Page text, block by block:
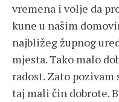
vremena i volje da
kune u našim
najbližeg župnog
mjesta. Tako malo
radost. Zato pozivam
taj mali čin dobrote.